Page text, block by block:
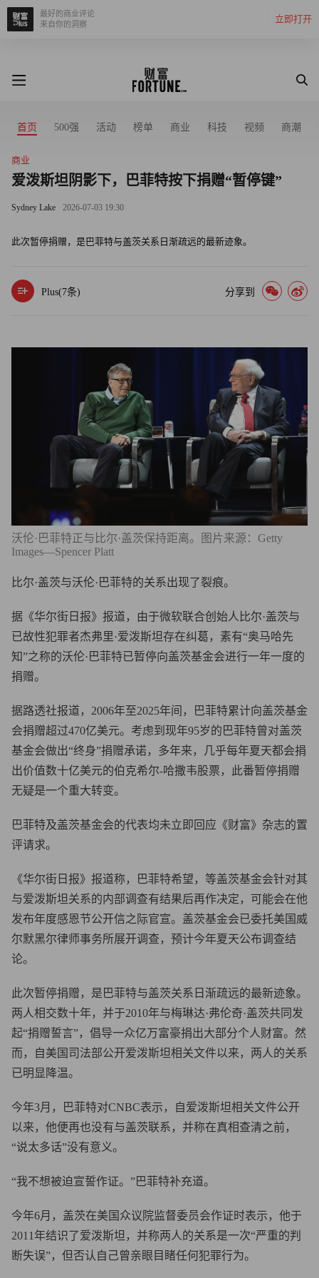
立即打开
最好的商业评论
来自你的洞察
首页 500强 活动 榜单 商业 科技 视频 商潮
商业
爱泼斯坦阴影下，巴菲特按下捐赠“暂停键”
Sydney Lake 2026-07-03 19:30
此次暂停捐赠，是巴菲特与盖茨关系日渐疏远的最新迹象。
Plus(7条) 分享到
沃伦·巴菲特正与比尔·盖茨保持距离。图片来源：Getty
Images—Spencer Platt
比尔·盖茨与沃伦·巴菲特的关系出现了裂痕。
据《华尔街日报》报道，由于微软联合创始人比尔·盖茨与
已故性犯罪者杰弗里·爱泼斯坦存在纠葛，素有“奥马哈先
知”之称的沃伦·巴菲特已暂停向盖茨基金会进行一年一度的
捐赠。
据路透社报道，2006年至2025年间，巴菲特累计向盖茨基金
会捐赠超过470亿美元。考虑到现年95岁的巴菲特曾对盖茨
基金会做出“终身”捐赠承诺，多年来，几乎每年夏天都会捐
出价值数十亿美元的伯克希尔-哈撒韦股票，此番暂停捐赠
无疑是一个重大转变。
巴菲特及盖茨基金会的代表均未立即回应《财富》杂志的置
评请求。
《华尔街日报》报道称，巴菲特希望，等盖茨基金会针对其
与爱泼斯坦关系的内部调查有结果后再作决定，可能会在他
发布年度感恩节公开信之际官宣。盖茨基金会已委托美国威
尔默黑尔律师事务所展开调查，预计今年夏天公布调查结
论。
此次暂停捐赠，是巴菲特与盖茨关系日渐疏远的最新迹象。
两人相交数十年，并于2010年与梅琳达·弗伦奇·盖茨共同发
起“捐赠誓言”，倡导一众亿万富豪捐出大部分个人财富。然
而，自美国司法部公开爱泼斯坦相关文件以来，两人的关系
已明显降温。
今年3月，巴菲特对CNBC表示，自爱泼斯坦相关文件公开
以来，他便再也没有与盖茨联系，并称在真相查清之前，
“说太多话”没有意义。
“我不想被迫宣誓作证。”巴菲特补充道。
今年6月，盖茨在美国众议院监督委员会作证时表示，他于
2011年结识了爱泼斯坦，并称两人的关系是一次“严重的判
断失误”，但否认自己曾亲眼目睹任何犯罪行为。